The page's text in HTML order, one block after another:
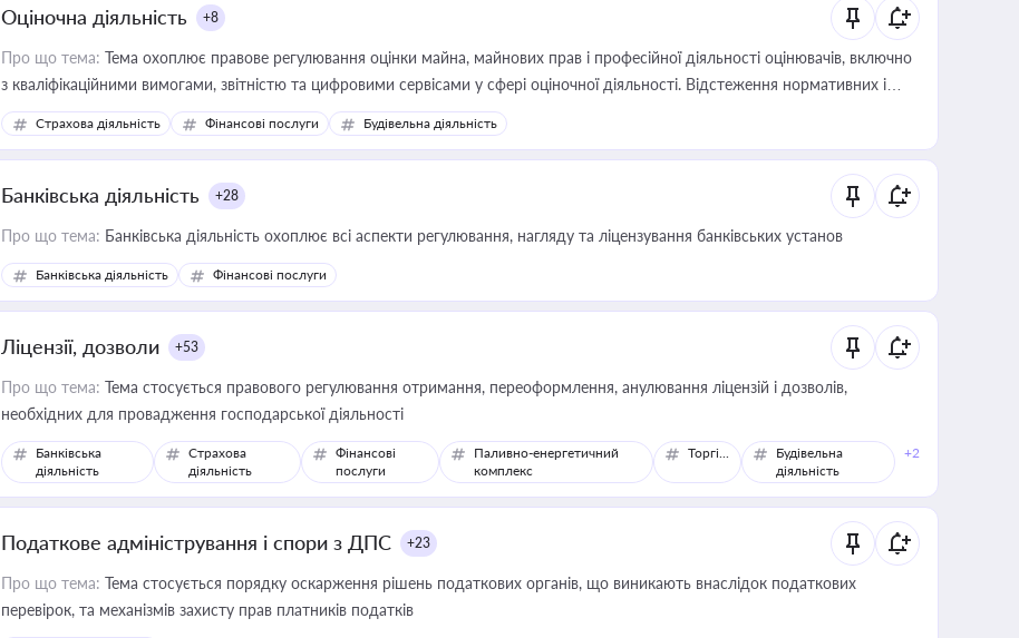
Оціночна діяльність +8
Про що тема: Тема охоплює правове регулювання оцінки майна, майнових прав і професійної діяльності оцінювачів, включно
з кваліфікаційними вимогами, звітністю та цифровими сервісами у сфері оціночної діяльності. Відстеження нормативних і
медійних змін у цій сфері корисне для власника бізнесу, керівника, юриста або бухгалтера під час оподаткування,
приватизації, оренди державного майна, корпоративних угод і перевірки статусу суб'єктів оціночної діяльності
Страхова діяльність Фінансові послуги Будівельна діяльність
Банківська діяльність +28
Про що тема: Банківська діяльність охоплює всі аспекти регулювання, нагляду та ліцензування банківських установ
Банківська діяльність Фінансові послуги
Ліцензії, дозволи +53
Про що тема: Тема стосується правового регулювання отримання, переоформлення, анулювання ліцензій і дозволів,
необхідних для провадження господарської діяльності
Банківська
діяльність
Страхова
діяльність
Фінансові
послуги
Паливно-енергетичний
комплекс
Торгівля
Будівельна
діяльність
+2
Податкове адміністрування і спори з ДПС +23
Про що тема: Тема стосується порядку оскарження рішень податкових органів, що виникають внаслідок податкових
перевірок, та механізмів захисту прав платників податків